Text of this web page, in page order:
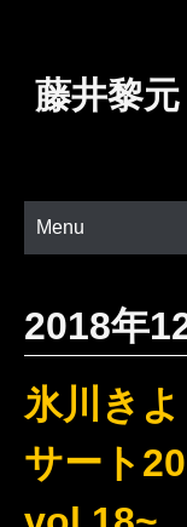
藤井黎
Menu
2018年
氷川き
サート